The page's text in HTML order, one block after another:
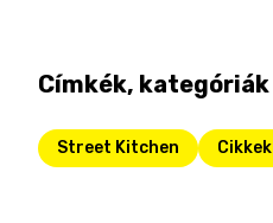
Címkék, kategóriák
Street Kitchen Cikkek